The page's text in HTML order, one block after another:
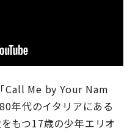
Call Me by Your Nam
年代のイタリアにある
もつ17歳の少年エリオ